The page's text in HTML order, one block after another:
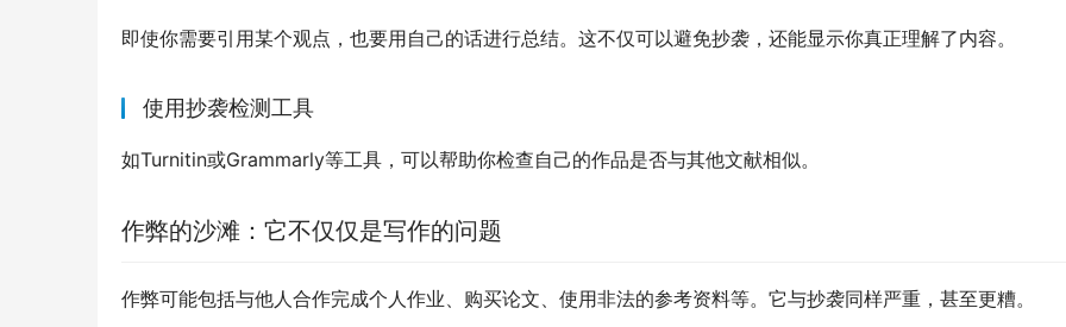
即使你需要引用某个观点，也要用自己的话进行总结。这不仅可以避免抄袭，还能显示你真正理解了内容。
使用抄袭检测工具
如Turnitin或Grammarly等工具，可以帮助你检查自己的作品是否与其他文献相似。
作弊的沙滩：它不仅仅是写作的问题
作弊可能包括与他人合作完成个人作业、购买论文、使用非法的参考资料等。它与抄袭同样严重，甚至更糟。